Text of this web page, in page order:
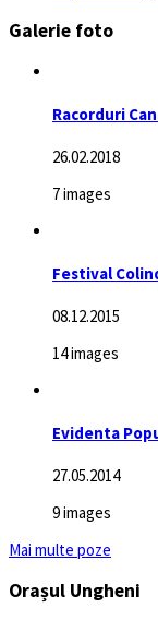
Galerie foto
Racorduri
26.02.2018
7 images
Festival
08.12.2015
14 images
Evidenta
27.05.2014
9 images
Mai multe poze
Orașul Ungheni